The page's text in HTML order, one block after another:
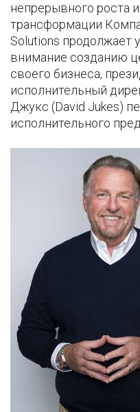
непрерывного роста
трансформации
Solutions продолжает
внимание созданию
своего бизнеса,
исполнительный
Джукс (David Jukes)
исполнительного